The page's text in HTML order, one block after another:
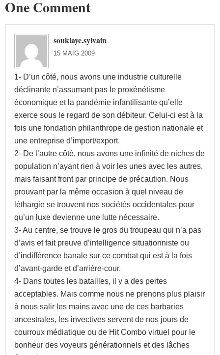
One Comment
souklaye.sylvain
15 MAIG 2009
1- D’un côté, nous avons une industrie culturelle
déclinante n’assumant pas le proxénétisme
économique et la pandémie infantilisante qu’elle
exerce sous le regard de son débiteur. Celui-ci est à la
fois une fondation philanthrope de gestion nationale et
une entreprise d’import/export.
2- De l’autre côté, nous avons une infinité de niches de
population n’ayant rien à voir les unes avec les autres,
mais faisant front par principe de précaution. Nous
prouvant par la même occasion à quel niveau de
léthargie se trouvent nos sociétés occidentales pour
qu’un luxe devienne une lutte nécessaire.
3- Au centre, se trouve le gros du troupeau qui n’a pas
d’avis et fait preuve d’intelligence situationniste ou
d’indifférence banale sur ce combat qui est à la fois
d’avant-garde et d’arrière-cour.
4- Dans toutes les batailles, il y a des pertes
acceptables. Mais comme nous ne prenons plus plaisir
à nous salir les mains avec une de ces barbaries
ancestrales, les invectives servent de nos jours de
courroux médiatique ou de Hit Combo virtuel pour le
bonheur des voyeurs générationnels et des lâches